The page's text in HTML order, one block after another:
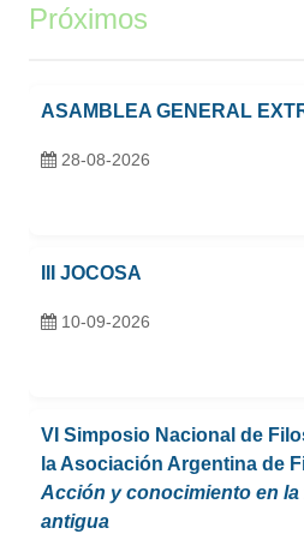
Próximos
ASAMBLEA GENERAL
28-08-2026
III JOCOSA
10-09-2026
VI Simposio Nacional de
la Asociación Argentina de
Acción y conocimiento en
antigua